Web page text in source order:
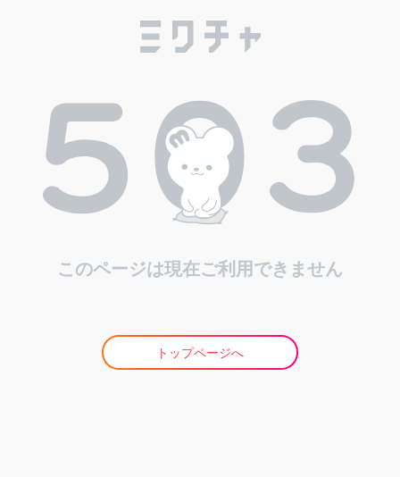
このページは現在ご利用できません